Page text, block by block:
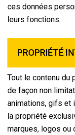
ces données
leurs fonctions.
PROPRIÉTÉ
Tout le contenu du
de façon non
animations, gifs et
la propriété
marques, logos ou